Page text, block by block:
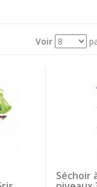
Voir
Séchoir